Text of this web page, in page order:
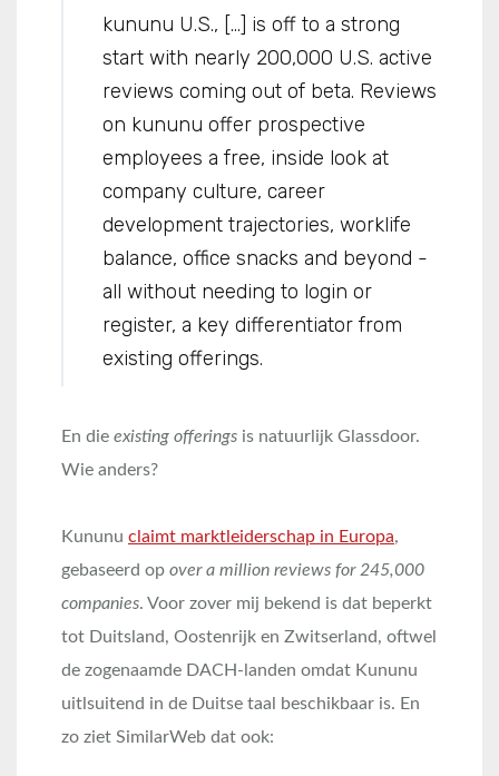
kununu U.S., […] is off to a strong
start with nearly 200,000 U.S. active
reviews coming out of beta. Reviews
on kununu offer prospective
employees a free, inside look at
company culture, career
development trajectories, work­life
balance, office snacks and beyond ­
all without needing to login or
register, a key differentiator from
existing offerings.
En die existing offerings is natuurlijk Glassdoor.
Wie anders?
Kununu claimt marktleiderschap in Europa,
gebaseerd op over a million reviews for 245,000
companies. Voor zover mij bekend is dat beperkt
tot Duitsland, Oostenrijk en Zwitserland, oftwel
de zogenaamde DACH-landen omdat Kununu
uitlsuitend in de Duitse taal beschikbaar is. En
zo ziet SimilarWeb dat ook: